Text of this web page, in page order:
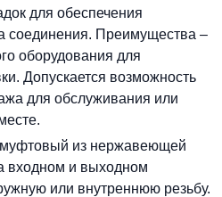
для обеспечения
соединения. Преимущества –
оборудования для
Допускается возможность
для обслуживания или
из нержавеющей
входном и выходном
или внутреннюю резьбу.